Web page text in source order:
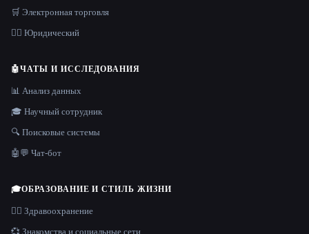
🛒 Электронная торговля
👩‍⚖️ Юридический
🤖ЧАТЫ И ИССЛЕДОВАНИЯ
📊 Анализ данных
🎓 Научный сотрудник
🔍 Поисковые системы
🤖💬 Чат-бот
🎓ОБРАЗОВАНИЕ И СТИЛЬ ЖИЗНИ
👩‍⚕️ Здравоохранение
💞 Знакомства и социальные сети